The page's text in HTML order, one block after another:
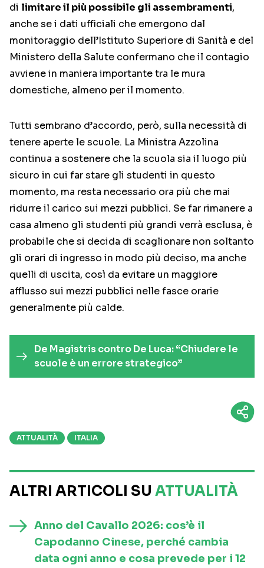
di limitare il più possibile gli assembramenti,
anche se i dati ufficiali che emergono dal
monitoraggio dell’Istituto Superiore di Sanità e del
Ministero della Salute confermano che il contagio
avviene in maniera importante tra le mura
domestiche, almeno per il momento.
Tutti sembrano d’accordo, però, sulla necessità di
tenere aperte le scuole. La Ministra Azzolina
continua a sostenere che la scuola sia il luogo più
sicuro in cui far stare gli studenti in questo
momento, ma resta necessario ora più che mai
ridurre il carico sui mezzi pubblici. Se far rimanere a
casa almeno gli studenti più grandi verrà esclusa, è
probabile che si decida di scaglionare non soltanto
gli orari di ingresso in modo più deciso, ma anche
quelli di uscita, così da evitare un maggiore
afflusso sui mezzi pubblici nelle fasce orarie
generalmente più calde.
De Magistris contro De Luca: “Chiudere le
scuole è un errore strategico”
ATTUALITÀ ITALIA
ALTRI ARTICOLI SU ATTUALITÀ
Anno del Cavallo 2026: cos’è il
Capodanno Cinese, perché cambia
data ogni anno e cosa prevede per i 12